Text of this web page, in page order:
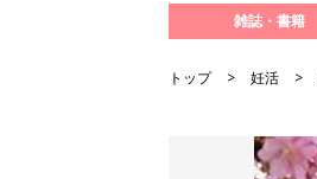
雑誌・書籍
トップ 妊活